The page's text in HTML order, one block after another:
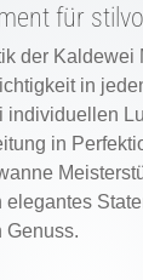
für
der Kaldewei
in
individuellen
in
Genuss.